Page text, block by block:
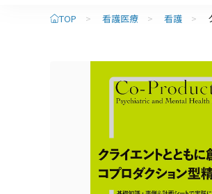
TOP > 看護医療 > 看護 >